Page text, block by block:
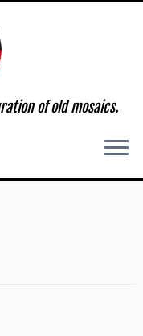
of old mosaics.